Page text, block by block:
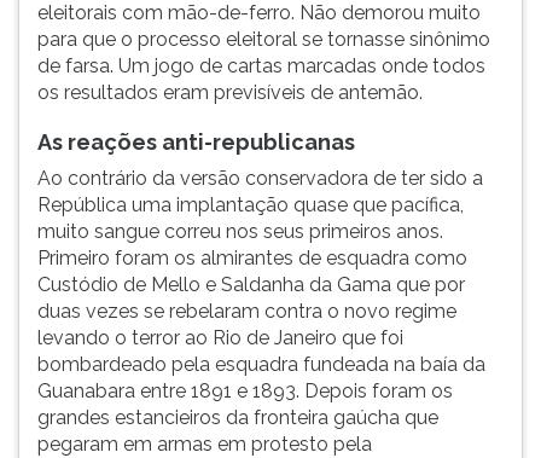
eleitorais com mão-de-ferro. Não demorou muito
para que o processo eleitoral se tornasse sinônimo
de farsa. Um jogo de cartas marcadas onde todos
os resultados eram previsíveis de antemão.
As reações anti-republicanas
Ao contrário da versão conservadora de ter sido a
República uma implantação quase que pacífica,
muito sangue correu nos seus primeiros anos.
Primeiro foram os almirantes de esquadra como
Custódio de Mello e Saldanha da Gama que por
duas vezes se rebelaram contra o novo regime
levando o terror ao Rio de Janeiro que foi
bombardeado pela esquadra fundeada na baía da
Guanabara entre 1891 e 1893. Depois foram os
grandes estancieiros da fronteira gaúcha que
pegaram em armas em protesto pela